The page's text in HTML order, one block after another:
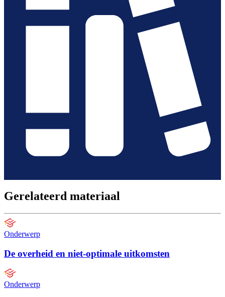
Gerelateerd materiaal
Onderwerp
De overheid en niet-optimale uitkomsten
Onderwerp